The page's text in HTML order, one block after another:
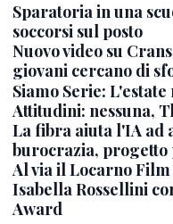
Sparatoria in una
soccorsi sul posto
Nuovo video su
giovani cercano di
Siamo Serie:
Attitudini: nessuna,
La fibra aiuta l'IA ad
burocrazia, progetto
Al via il Locarno
Isabella Rossellini
Award